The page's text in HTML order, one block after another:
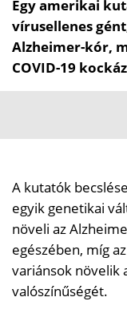
Egy amerikai
vírusellenes
Alzheimer-kór,
COVID-19
A kutatók
egyik genetikai
növeli az
egészében, míg
variánsok növelik
valószínűségét.